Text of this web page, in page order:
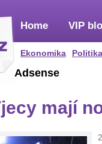
Home
Ekonomika Politika
VIP
Adsense
mají